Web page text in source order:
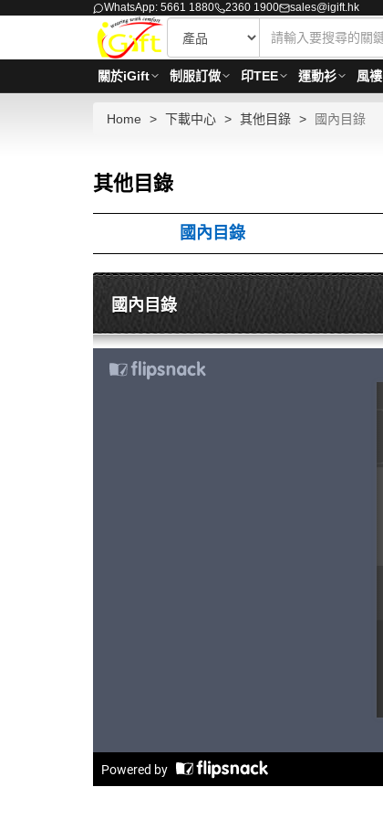
WhatsApp: 5661 1880 2360 1900 sales@igift.hk
關於iGift 制服訂做 印TEE 運動衫 風褸
Home 下載中心 其他目錄 國內目錄
其他目錄
國內目錄
國內目錄